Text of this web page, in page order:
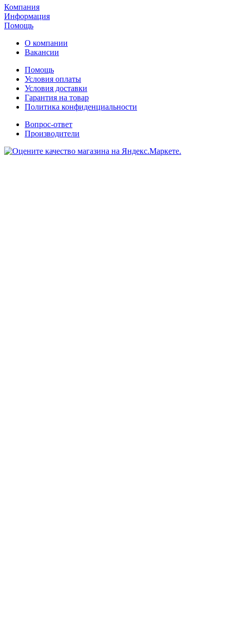
Компания
Информация
Помощь
О компании
Вакансии
Помощь
Условия оплаты
Условия доставки
Гарантия на товар
Политика конфиденциальности
Вопрос-ответ
Производители